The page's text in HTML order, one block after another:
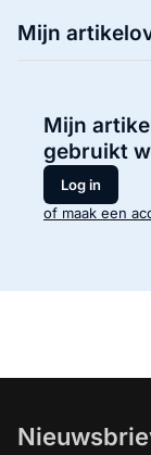
Mijn
Mijn
gebruikt
Log in
of maak een